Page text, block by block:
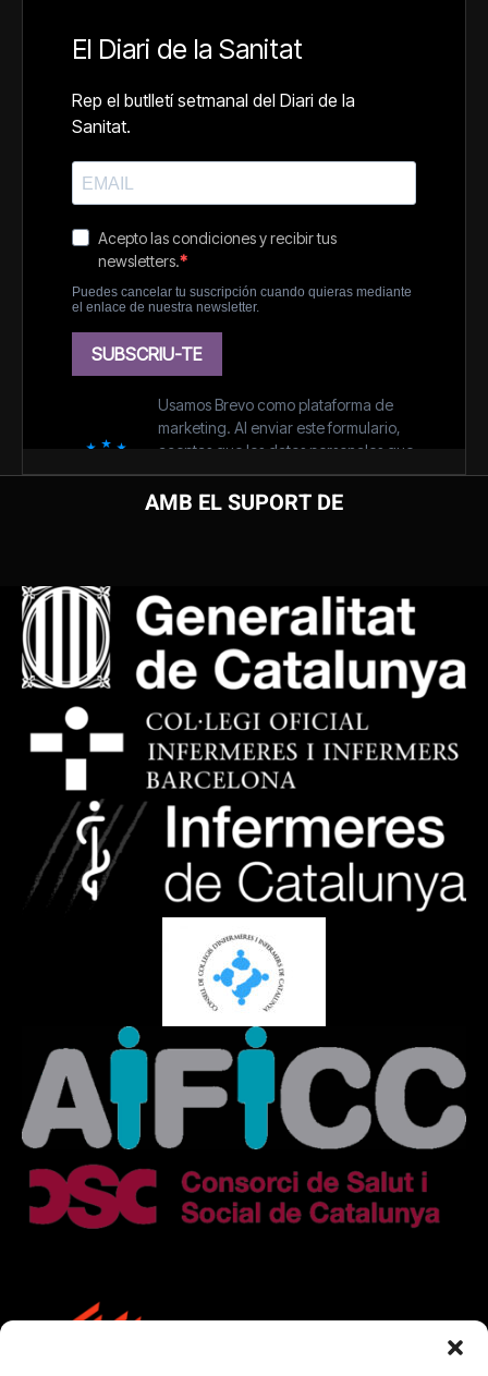
AMB EL SUPORT DE